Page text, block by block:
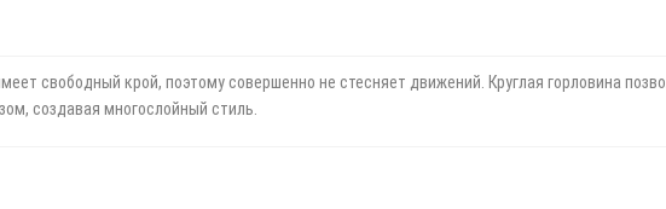
свободный крой, поэтому совершенно не стесняет движений. Круглая горловина
создавая многослойный стиль.